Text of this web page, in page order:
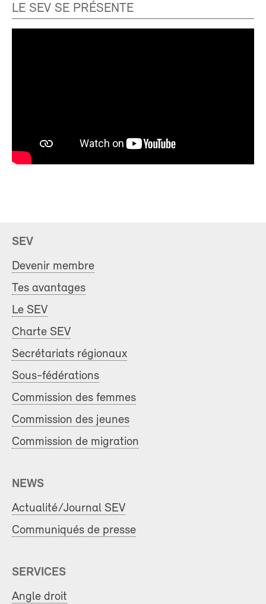
LE SEV SE PRÉSENTE
SEV
Devenir membre
Tes avantages
Le SEV
Charte SEV
Secrétariats régionaux
Sous-fédérations
Commission des femmes
Commission des jeunes
Commission de migration
NEWS
Actualité/Journal SEV
Communiqués de presse
SERVICES
Angle droit